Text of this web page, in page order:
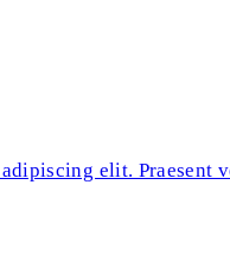
elit. Praesent